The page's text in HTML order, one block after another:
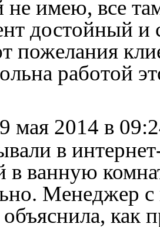
не имею, все
достойный
пожелания
работой
мая 2014 в
в
в ванную
Менеджер с
как